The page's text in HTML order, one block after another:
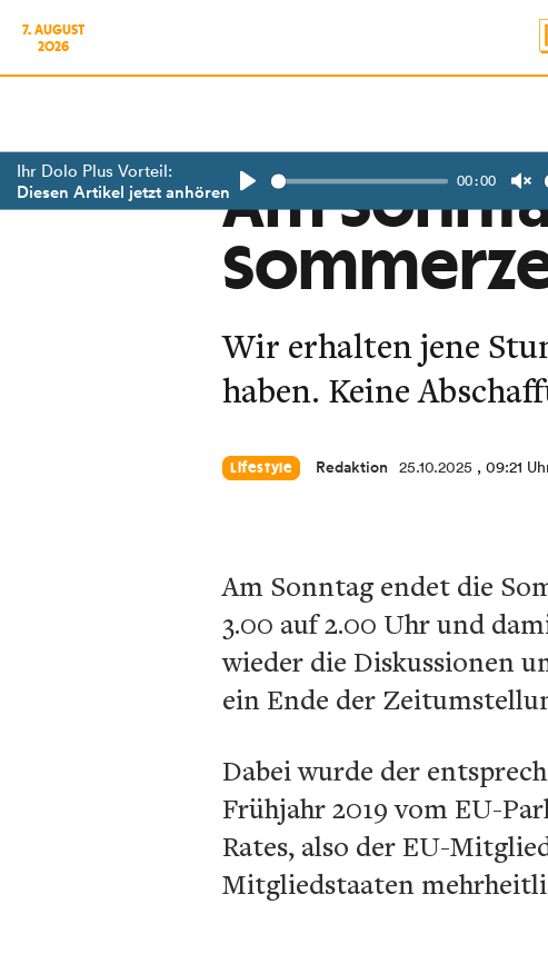
7. AUGUST
2026
Ihr Dolo Plus Vorteil:
Diesen Artikel jetzt anhören
Play
00:00
Am
Wir erhalten jene
haben. Keine
Lifestyle Redaktion 25.10.2025 , 09:21
Am Sonntag endet die
3.00 auf 2.00 Uhr und
wieder die Diskussionen
ein Ende der
Dabei wurde der
Frühjahr 2019 vom EU-
Rates, also der EU-
Mitgliedstaaten